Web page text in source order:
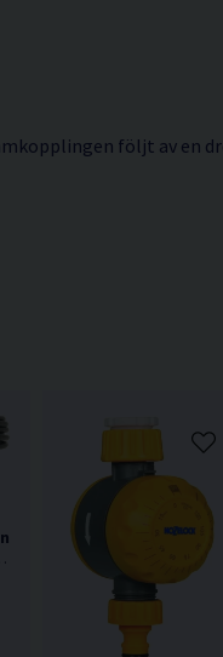
följt av en
13mm 50m
var 30:e cm längs slangens längd.